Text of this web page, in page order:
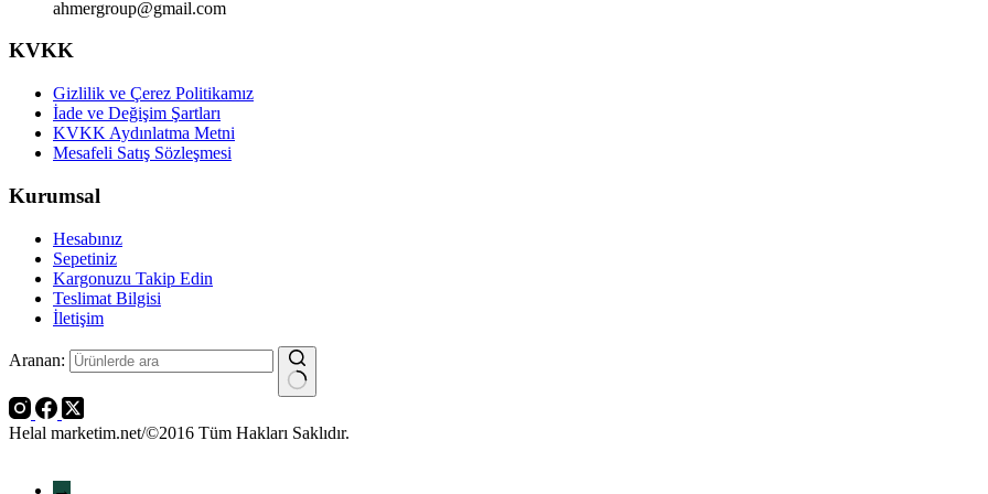
ahmergroup@gmail.com
KVKK
Gizlilik ve Çerez Politikamız
İade ve Değişim Şartları
KVKK Aydınlatma Metni
Mesafeli Satış Sözleşmesi
Kurumsal
Hesabınız
Sepetiniz
Kargonuzu Takip Edin
Teslimat Bilgisi
İletişim
Aranan:
Helal marketim.net/©2016 Tüm Hakları Saklıdır.
→